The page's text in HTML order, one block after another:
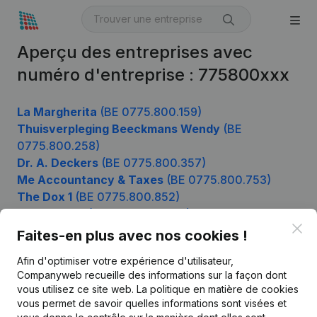
Aperçu des entreprises avec
numéro d'entreprise : 775800xxx
La Margherita (BE 0775.800.159)
Thuisverpleging Beeckmans Wendy (BE
0775.800.258)
Dr. A. Deckers (BE 0775.800.357)
Me Accountancy & Taxes (BE 0775.800.753)
The Dox 1 (BE 0775.800.852)
Faites-en plus avec nos cookies !
Afin d'optimiser votre expérience d'utilisateur,
Companyweb recueille des informations sur la façon dont
vous utilisez ce site web. La politique en matière de cookies
vous permet de savoir quelles informations sont visées et
Produit
Informations d’entreprise